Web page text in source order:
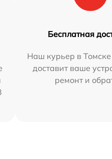
Бесплатная
Наш курьер в Томске
доставит ваше
ремонт и